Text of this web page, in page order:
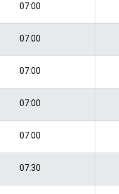
07:00
07:00
07:00
07:00
07:00
07:30